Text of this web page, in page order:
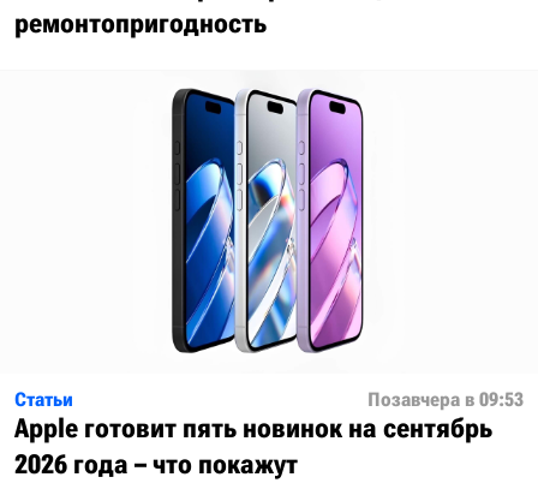
ремонтопригодность
Статьи Позавчера в 09:53
Apple готовит пять новинок на сентябрь
2026 года – что покажут